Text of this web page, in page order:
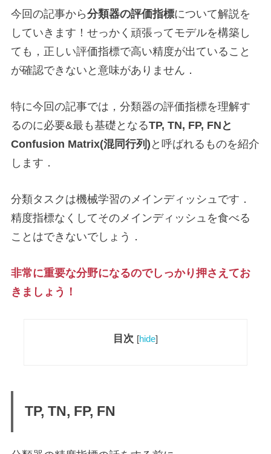
今回の記事から分類器の評価指標について解説を
していきます！せっかく頑張ってモデルを構築し
ても，正しい評価指標で高い精度が出ていること
が確認できないと意味がありません．
特に今回の記事では，分類器の評価指標を理解す
るのに必要&最も基礎となるTP, TN, FP, FNと
Confusion Matrix(混同行列) と呼ばれるものを紹介
します．
分類タスクは機械学習のメインディッシュです．
精度指標なくしてそのメインディッシュを食べる
ことはできないでしょう．
非常に重要な分野になるのでしっかり押さえてお
きましょう！
目次 [hide]
TP, TN, FP, FN